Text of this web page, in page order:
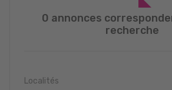
0 annonces
recherche
Localités